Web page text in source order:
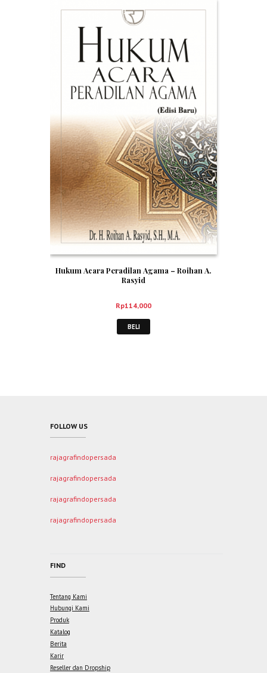
Hukum Acara Peradilan Agama – Roihan A.
Rasyid
Rp114,000
BELI
FOLLOW US
rajagrafindopersada
rajagrafindopersada
rajagrafindopersada
rajagrafindopersada
FIND
Tentang Kami
Hubungi Kami
Produk
Katalog
Berita
Karir
Reseller dan Dropship